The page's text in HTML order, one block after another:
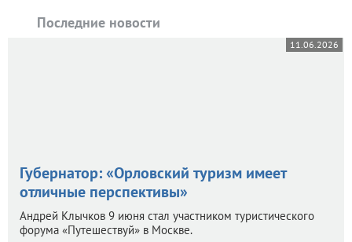
Последние новости
11.06.2026
Губернатор: «Орловский туризм имеет
отличные перспективы»
Андрей Клычков 9 июня стал участником туристического
форума «Путешествуй» в Москве.